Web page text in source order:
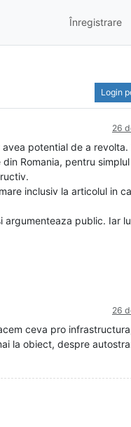
Înregistrare
Login
26
potential de a
Romania, pentru
inclusiv la articolul in
public. Iar
26
ceva pro
la obiect, despre